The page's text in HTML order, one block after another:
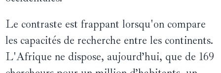
Le contraste est frappant lorsqu'on compare
les capacités de recherche entre les continents.
L'Afrique ne dispose, aujourd’hui, que de 169